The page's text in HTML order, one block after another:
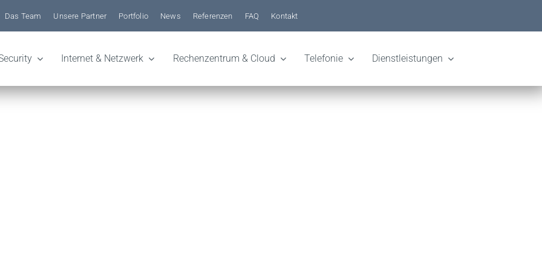
Das Team Unsere Partner Portfolio News Referenzen FAQ Kontakt
Internet & Netzwerk Rechenzentrum & Cloud Telefonie Dienstleistungen